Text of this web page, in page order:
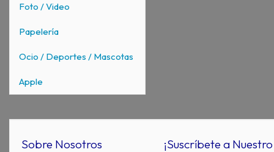
Foto / Video
Papelería
Ocio / Deportes / Mascotas
Apple
Sobre Nosotros ¡Suscríbete a